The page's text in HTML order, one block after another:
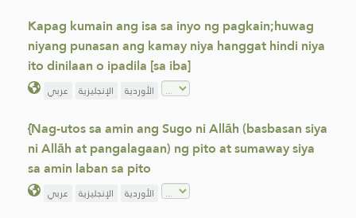
Kapag kumain ang isa sa inyo ng pagkain;huwag
niyang punasan ang kamay niya hanggat hindi niya
ito dinilaan o ipadila [sa iba]
عربي الإنجليزية الأوردية
{Nag-utos sa amin ang Sugo ni Allāh (basbasan siya
ni Allāh at pangalagaan) ng pito at sumaway siya
sa amin laban sa pito
عربي الإنجليزية الأوردية